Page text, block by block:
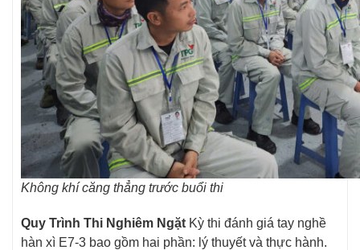
Không khí căng thẳng trước buổi thi
Quy Trình Thi Nghiêm Ngặt Kỳ thi đánh giá tay nghề
hàn xì E7-3 bao gồm hai phần: lý thuyết và thực hành.